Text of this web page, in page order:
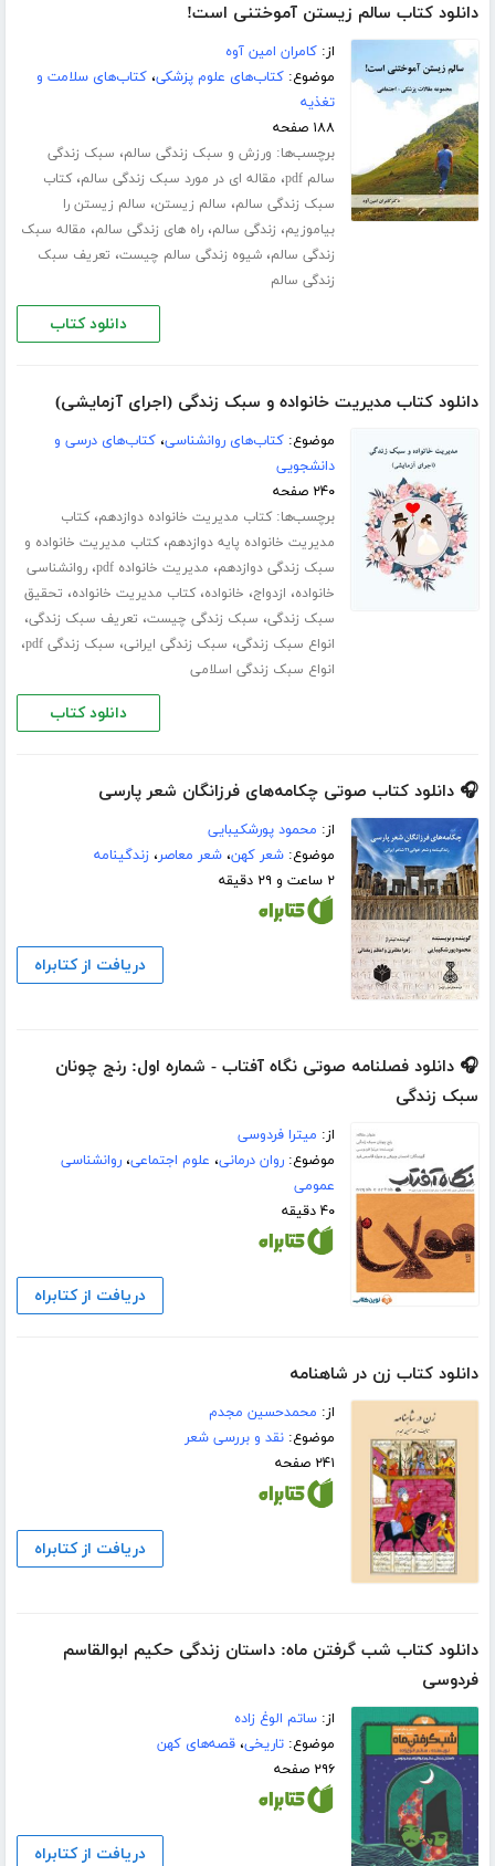
دانلود کتاب سالم زیستن آموختنی است!
از:کامران امین آوه
موضوع:کتاب‌های علوم پزشکی،کتاب‌های سلامت و
تغذیه
۱۸۸ صفحه
برچسب‌ها: ورزش‌ و سبک زندگی سالم، سبک زندگی
سالم pdf
، مقاله ای در مورد سبک زندگی سالم،کتاب
سبک زندگی سالم، سالم زیستن، سالم زیستن را
بیاموزیم، زندگی سالم،راه های زندگی سالم، مقاله سبک
زندگی سالم،شیوه زندگی سالم چیست، تعریف سبک
زندگی سالم
دانلود کتاب
دانلود کتاب مدیریت خانواده و سبک زندگی (اجرای آزمایشی)
موضوع:کتاب‌های روانشناسی،کتاب‌های درسی و
دانشجویی
۲۴۰ صفحه
برچسب‌ها:کتاب مدیریت خانواده دوازدهم،کتاب
مدیریت خانواده پایه دوازدهم،کتاب مدیریت خانواده و
سبک زندگی دوازدهم، مدیریت خانواده pdf ،روانشناسی
خانواده، ازدواج، خانواده،کتاب مدیریت خانواده، تحقیق
سبک زندگی، سبک زندگی چیست، تعریف سبک زندگی،
انواع سبک زندگی، سبک زندگی ایرانی، سبک زندگی pdf ،
انواع سبک زندگی اسلامی
دانلود کتاب
🎧 دانلود کتاب صوتی چکامه‌های فرزانگان شعر پارسی
از: محمود پورشکیبایی
موضوع:شعر کهن،شعر معاصر،زندگینامه
۲ ساعت و ۲۹ دقیقه
دریافت از کتابراه
🎧 دانلود فصلنامه صوتی نگاه آفتاب - شماره اول: رنج چونان
سبک زندگی
از: میترا فردوسی
موضوع:روان درمانی، علوم اجتماعی،روانشناسی
عمومی
۴۰ دقیقه
دریافت از کتابراه
دانلود کتاب زن در شاهنامه
از: محمدحسین مجدم
موضوع:نقد و بررسی شعر
۲۴۱ صفحه
دریافت از کتابراه
دانلود کتاب شب گرفتن ماه: داستان زندگی حکیم ابوالقاسم
فردوسی
از:ساتم الوغ زاده
موضوع:تاریخی،قصه‌های کهن
۲۹۶ صفحه
دریافت از کتابراه